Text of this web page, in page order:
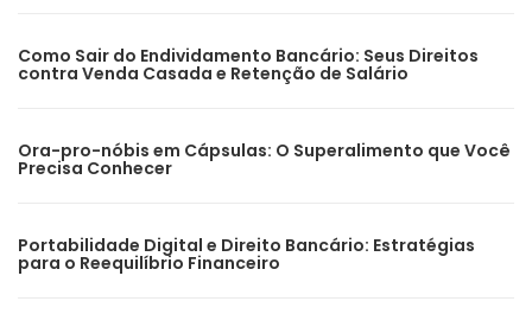
Como Sair do Endividamento Bancário: Seus Direitos
contra Venda Casada e Retenção de Salário
Ora-pro-nóbis em Cápsulas: O Superalimento que Você
Precisa Conhecer
Portabilidade Digital e Direito Bancário: Estratégias
para o Reequilíbrio Financeiro